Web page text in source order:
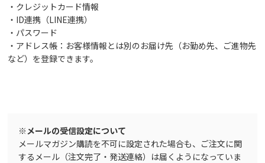
・クレジットカード情報
・ID連携（LINE連携）
・パスワード
・アドレス帳：お客様情報とは別のお届け先（お勤め先、ご進物先
など）を登録できます。
※メールの受信設定について
メールマガジン購読を不可に設定された場合も、ご注文に関
するメール（注文完了・発送連絡）は届くようになっていま